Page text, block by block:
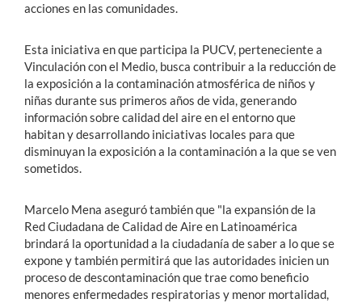
acciones en las comunidades.
Esta iniciativa en que participa la PUCV, perteneciente a
Vinculación con el Medio, busca contribuir a la reducción de
la exposición a la contaminación atmosférica de niños y
niñas durante sus primeros años de vida, generando
información sobre calidad del aire en el entorno que
habitan y desarrollando iniciativas locales para que
disminuyan la exposición a la contaminación a la que se ven
sometidos.
Marcelo Mena aseguró también que "la expansión de la
Red Ciudadana de Calidad de Aire en Latinoamérica
brindará la oportunidad a la ciudadanía de saber a lo que se
expone y también permitirá que las autoridades inicien un
proceso de descontaminación que trae como beneficio
menores enfermedades respiratorias y menor mortalidad,